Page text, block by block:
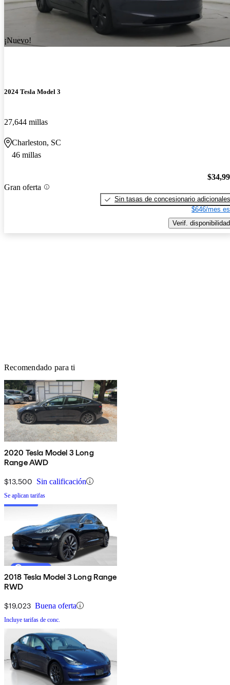
¡Nuevo!
2024 Tesla Model 3
27,644 millas
Charleston, SC
46 millas
Gran oferta
Sin tasas de concesionario adicionales
$646/mes
Verif. disponibilidad
Recomendado para ti
2020 Tesla Model 3 Long
Range AWD
$13,500 Sin calificación
Se aplican tarifas
2018 Tesla Model 3 Long Range
RWD
$19,023 Buena oferta
Incluye tarifas de conc.